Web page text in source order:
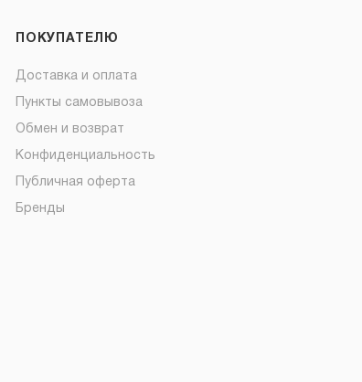
ПОКУПАТЕЛЮ
Доставка и оплата
Пункты самовывоза
Обмен и возврат
Конфиденциальность
Публичная оферта
Бренды